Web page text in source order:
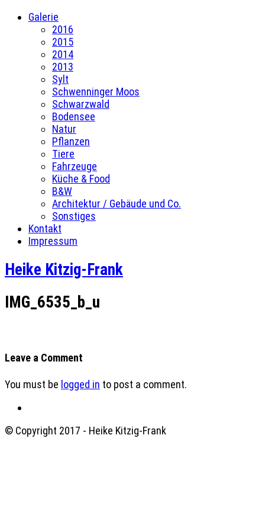
Galerie
2016
2015
2014
2013
Sylt
Schwenninger Moos
Schwarzwald
Bodensee
Natur
Pflanzen
Tiere
Fahrzeuge
Küche & Food
B&W
Architektur / Gebäude und Co.
Sonstiges
Kontakt
Impressum
Heike Kitzig-Frank
IMG_6535_b_u
Leave a Comment
You must be logged in to post a comment.
© Copyright 2017 - Heike Kitzig-Frank